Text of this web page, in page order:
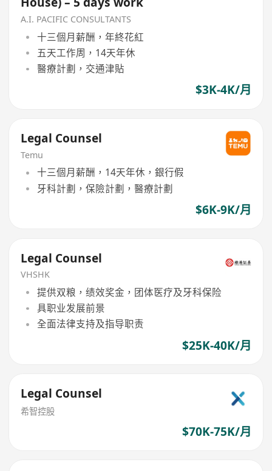
A.I. PACIFIC CONSULTANTS
十三個月薪酬，年終花紅
五天工作周，14天年休
醫療計劃，交通津貼
$3K-4K/月
Legal Counsel
Temu
十三個月薪酬，14天年休，銀行假
牙科計劃，保險計劃，醫療計劃
$6K-9K/月
Legal Counsel
VHSHK
提供双粮，绩效奖金，团体医疗及牙科保险
具职业发展前景
全面法律支持及指导职责
$25K-40K/月
Legal Counsel
希智控股
$70K-75K/月